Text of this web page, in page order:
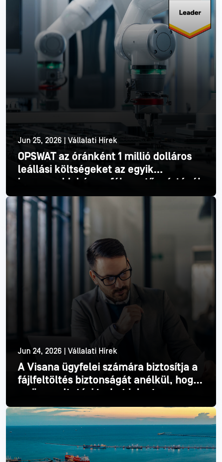
Jun 25, 2026 | Vállalati Hírek
OPSWAT az óránként 1 millió dolláros
leállási költségeket az egyik
legnagyobb három félvezetőgyártónál
Olvass tovább
Jun 24, 2026 | Vállalati Hírek
A Visana ügyfelei számára biztosítja a
fájlfeltöltés biztonságát anélkül, hogy
ez üzemeltetési terhet jelentene
Olvass tovább